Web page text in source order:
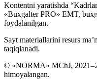
Kontentni yaratishda
«Buxgalter PRO» EMT,
foydalanilgan.
Sayt materiallarini resurs
taqiqlanadi.
© «NORMA» MChJ,
himoyalangan.